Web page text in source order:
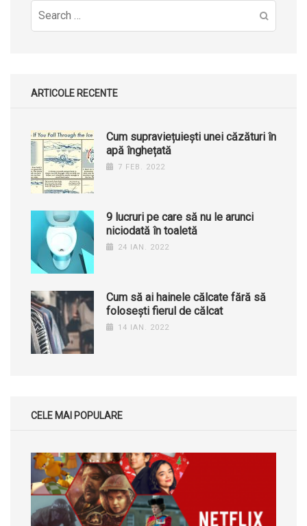
Search
for:
ARTICOLE RECENTE
Cum supraviețuiești unei căzături în
apă înghețată
7 FEB. 2022
9 lucruri pe care să nu le arunci
niciodată în toaletă
24 IAN. 2022
Cum să ai hainele călcate fără să
folosești fierul de călcat
14 IAN. 2022
CELE MAI POPULARE